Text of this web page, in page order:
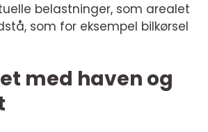
belastninger, som arealet
som for eksempel bilkørsel
med haven og